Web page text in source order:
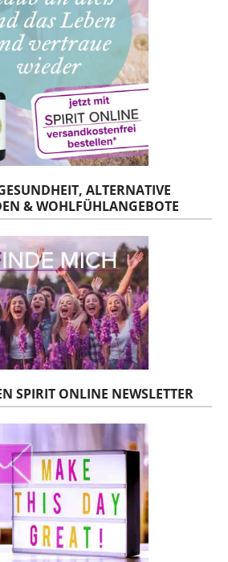
ALTERNATIVE
& WOHLFÜHLANGEBOTE
SPIRIT ONLINE NEWSLETTER